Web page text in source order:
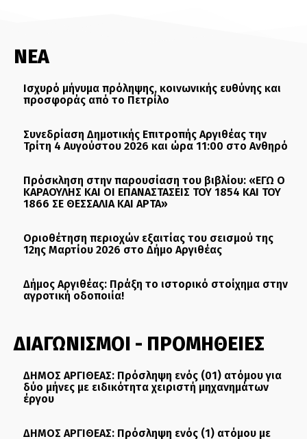
ΝΕΑ
Ισχυρό μήνυμα πρόληψης, κοινωνικής ευθύνης και
προσφοράς από το Πετρίλο
Συνεδρίαση Δημοτικής Επιτροπής Αργιθέας την
Τρίτη 4 Αυγούστου 2026 και ώρα 11:00 στο Ανθηρό
Πρόσκληση στην παρουσίαση του βιβλίου: «ΕΓΩ Ο
ΚΑΡΑΟΥΛΗΣ ΚΑΙ ΟΙ ΕΠΑΝΑΣΤΑΣΕΙΣ ΤΟΥ 1854 ΚΑΙ ΤΟΥ
1866 ΣΕ ΘΕΣΣΑΛΙΑ ΚΑΙ ΑΡΤΑ»
Οριοθέτηση περιοχών εξαιτίας του σεισμού της
12ης Μαρτίου 2026 στο Δήμο Αργιθέας
Δήμος Αργιθέας: Πράξη το ιστορικό στοίχημα στην
αγροτική οδοποιία!
ΔΙΑΓΩΝΙΣΜΟΙ - ΠΡΟΜΗΘΕΙΕΣ
ΔΗΜΟΣ ΑΡΓΙΘΕΑΣ: Πρόσληψη ενός (01) ατόμου για
δύο μήνες με ειδικότητα χειριστή μηχανημάτων
έργου
ΔΗΜΟΣ ΑΡΓΙΘΕΑΣ: Πρόσληψη ενός (1) ατόμου με